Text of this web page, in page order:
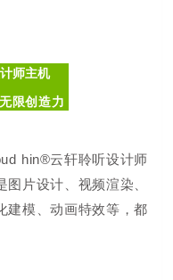
师主机
限创造力
hin®云轩聆听设计师
片设计、视频渲染、
建模、动画特效等，都